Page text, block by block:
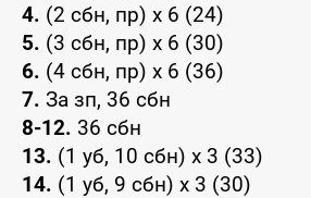
4. (2 сбн, пр) x 6 (24)
5. (3 сбн, пр) x 6 (30)
6. (4 сбн, пр) x 6 (36)
7. За зп, 36 сбн
8-12. 36 сбн
13. (1 уб, 10 сбн) x 3 (33)
14. (1 уб, 9 сбн) x 3 (30)